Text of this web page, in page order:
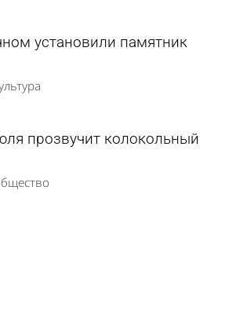
установили памятник
прозвучит колокольный